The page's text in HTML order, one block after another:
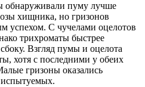
обнаруживали пуму лучше
хищника, но гризонов
успехом. С чучелами оцелотов
трихроматы быстрее
Взгляд пумы и оцелота
хотя с последними у обеих
гризоны оказались
испытуемых.